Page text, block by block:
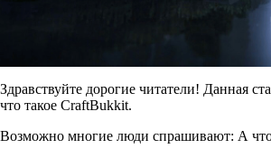
Здравствуйте дорогие читатели! Данная
что такое CraftBukkit.
Возможно многие люди спрашивают: А